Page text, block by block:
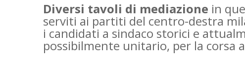
Diversi tavoli di mediazione in
serviti ai partiti del centro-destra
i candidati a sindaco storici e
possibilmente unitario, per la corsa